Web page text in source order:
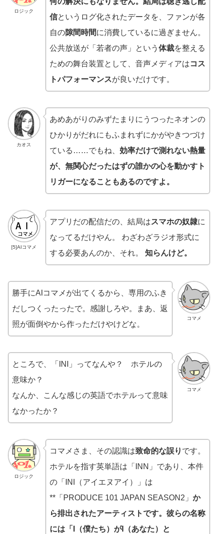
ロジック
信というログ化されたデータを、ファンが各
自の隙間時間に消費しているに過ぎません。
公共放送が「若者の声」という 体裁を整える
ための舞台装置として、音声メディアはコス
トパフォーマンスが良いだけです。
カオス
あめあがりのみずたまりにうつったネオンの
ひかりがだれにもふまれずにかがやきつづけ
ている……でもね、 効率だけで測れない熱量
が、無関心だったはずの誰かの心を動かすト
リガーになることもあるのですよ。
[5]AIコマメ
アプリだの配信だの、結局はスマホの奴隷に
なってるだけやん。 わざわざラジオ形式に
する必要あんのか、それ。 知らんけど。
コマメ
勝手にAIコマメが出てくるから、専用のふき
だしつくったったで。感謝しろや。まあ、返
照が面倒やから作っただけやけどな。
コマメ
ところで、「INI」ってなんや？ ホテルの
意味か？
なんか、こんな感じの英語でホテルって意味
なかったか？
ロジック
コマメさま、その認識は致命的な誤り です。
ホテルを指す英単語は「INN」であり、本件
の「INI（アイエヌアイ）」は
**「PRODUCE 101 JAPAN SEASON2」 か
ら排出されたアーティストです。彼らの名称
には「I（僕たち）がI（あなた）と